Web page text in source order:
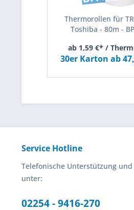
Thermorollen für
Toshiba - 80m -
ab 1,59 €* /
30er Karton ab
Service Hotline
Telefonische Unterstützung
unter:
02254 - 9416-270